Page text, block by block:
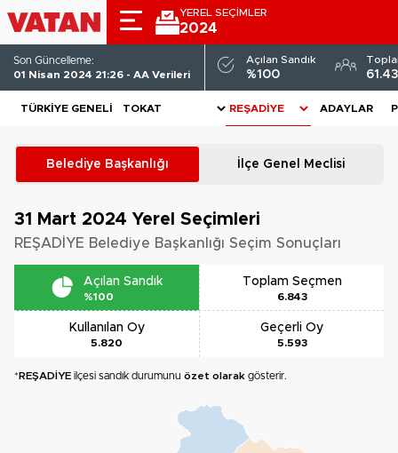
YEREL SEÇİMLER
2024
Son Güncelleme:
01 Nisan 2024 21:26 - AA Verileri
Açılan Sandık
%100
TÜRKIYE GENELI ADAYLAR
Belediye Başkanlığı İlçe Genel Meclisi
31 Mart 2024 Yerel Seçimleri
REŞADİYE Belediye Başkanlığı Seçim Sonuçları
Açılan Sandık
%100
Toplam Seçmen
6.843
Kullanılan Oy
5.820
Geçerli Oy
5.593
*REŞADİYE ilçesi sandık durumunu özet olarak gösterir.